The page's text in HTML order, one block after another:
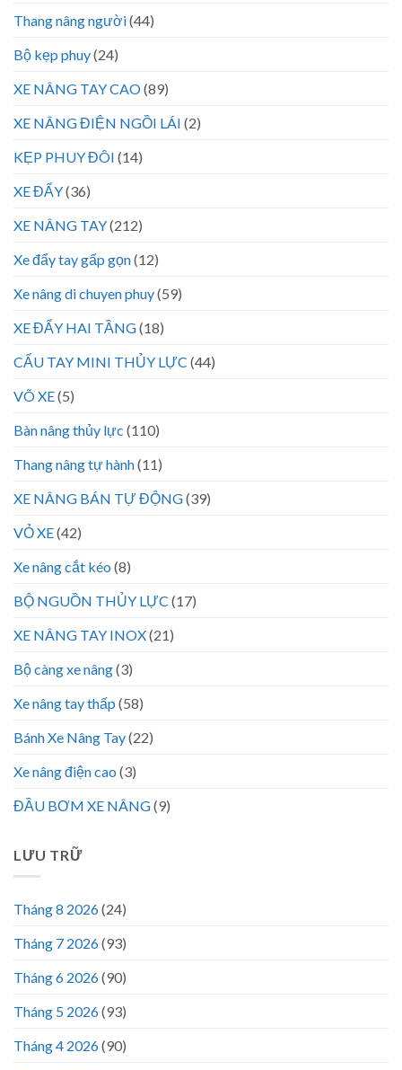
Thang nâng người(44)
Bộ kẹp phuy(24)
XE NÂNG TAY CAO(89)
XE NÂNG ĐIỆN NGỒI LÁI (2)
KẸP PHUY ĐÔI (14)
XE ĐẨY(36)
XE NÂNG TAY(212)
Xe đẩy tay gấp gọn(12)
Xe nâng di chuyen phuy(59)
XE ĐẨY HAI TẦNG(18)
CẨU TAY MINI THỦY LỰC (44)
VÕ XE(5)
Bàn nâng thủy lực (110)
Thang nâng tự hành(11)
XE NÂNG BÁN TỰ ĐỘNG(39)
VỎ XE(42)
Xe nâng cắt kéo (8)
BỘ NGUỒN THỦY LỰC (17)
XE NÂNG TAY INOX(21)
Bộ càng xe nâng(3)
Xe nâng tay thấp (58)
Bánh Xe Nâng Tay(22)
Xe nâng điện cao (3)
ĐẦU BƠM XE NÂNG(9)
LƯU TRỮ
Tháng 8 2026(24)
Tháng 7 2026(93)
Tháng 6 2026(90)
Tháng 5 2026(93)
Tháng 4 2026(90)